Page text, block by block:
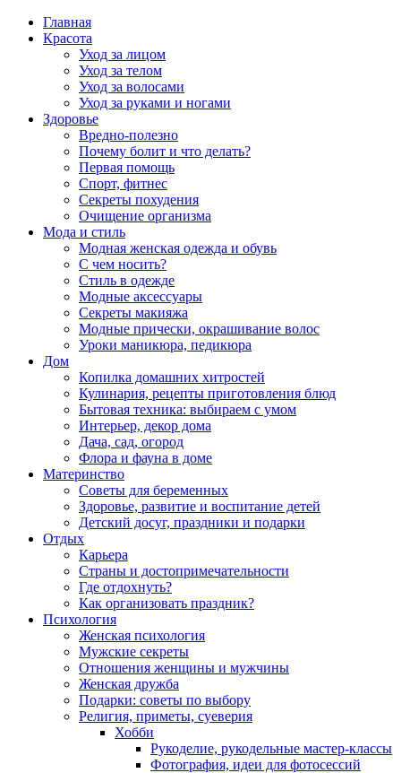
Главная
Красота
Уход за лицом
Уход за телом
Уход за волосами
Уход за руками и ногами
Здоровье
Вредно-полезно
Почему болит и что делать?
Первая помощь
Спорт, фитнес
Секреты похудения
Очищение организма
Мода и стиль
Модная женская одежда и обувь
С чем носить?
Стиль в одежде
Модные аксессуары
Секреты макияжа
Модные прически, окрашивание волос
Уроки маникюра, педикюра
Дом
Копилка домашних хитростей
Кулинария, рецепты приготовления блюд
Бытовая техника: выбираем с умом
Интерьер, декор дома
Дача, сад, огород
Флора и фауна в доме
Материнство
Советы для беременных
Здоровье, развитие и воспитание детей
Детский досуг, праздники и подарки
Отдых
Карьера
Страны и достопримечательности
Где отдохнуть?
Как организовать праздник?
Психология
Женская психология
Мужские секреты
Отношения женщины и мужчины
Женская дружба
Подарки: советы по выбору
Религия, приметы, суеверия
Хобби
Рукоделие, рукодельные мастер-классы
Фотография, идеи для фотосессий